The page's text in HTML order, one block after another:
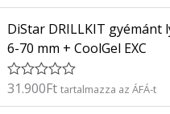
é
k
e
l
s
:
DiStar DRILLKIT
6-70 mm + CoolGel EXC
É
31.900Ft tartalmazza az ÁFÁ-t